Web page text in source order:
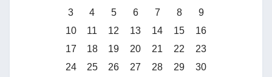
3
4 5 6 7 8
9
10
11 12 13 14 15
16
17
18 19 20 21 22
23
24
25 26 27 28 29
30